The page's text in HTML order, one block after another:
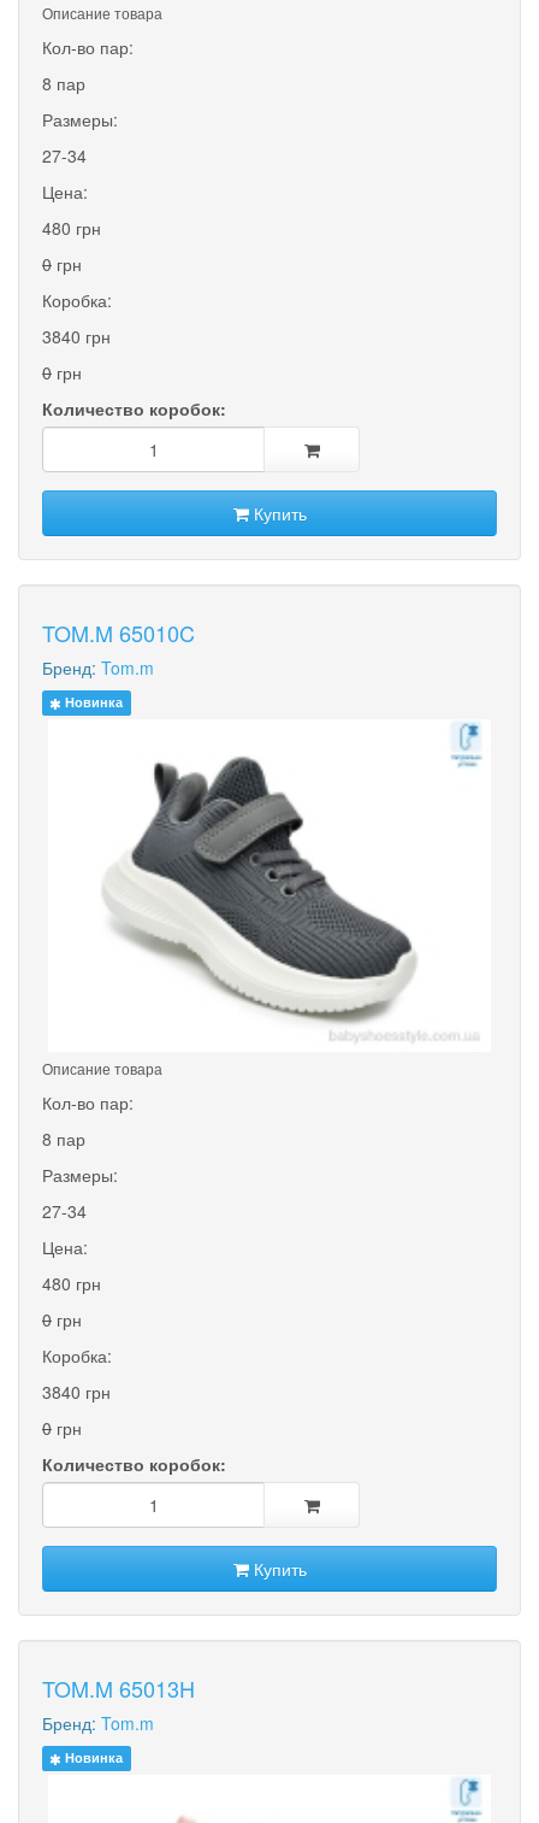
Описание товара
Кол-во пар:
8 пар
Размеры:
27-34
Цена:
480 грн
0 грн
Коробка:
3840 грн
0 грн
Количество коробок:
Купить
TOM.M 65010C
Бренд: Tom.m
Новинка
Описание товара
Кол-во пар:
8 пар
Размеры:
27-34
Цена:
480 грн
0 грн
Коробка:
3840 грн
0 грн
Количество коробок:
Купить
TOM.M 65013H
Бренд: Tom.m
Новинка